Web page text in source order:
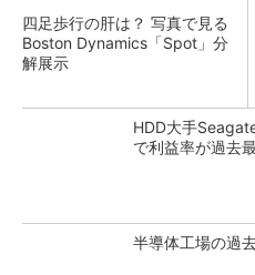
四足歩行の肝は？ 写真で見る
Boston Dynamics「Spot」分
解展示
HDD大手
で利益率が過去
半導体工場の過